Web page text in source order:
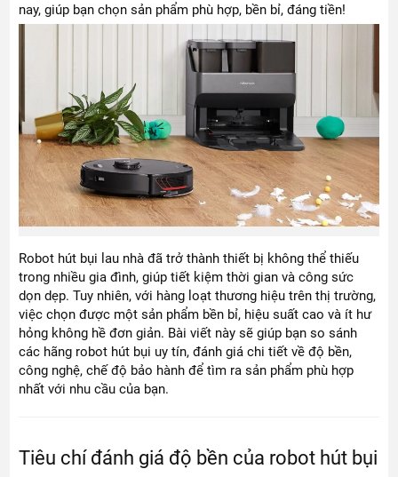
nay, giúp bạn chọn sản phẩm phù hợp, bền bỉ, đáng tiền!
Robot hút bụi lau nhà đã trở thành thiết bị không thể thiếu
trong nhiều gia đình, giúp tiết kiệm thời gian và công sức
dọn dẹp. Tuy nhiên, với hàng loạt thương hiệu trên thị trường,
việc chọn được một sản phẩm bền bỉ, hiệu suất cao và ít hư
hỏng không hề đơn giản. Bài viết này sẽ giúp bạn so sánh
các hãng robot hút bụi uy tín, đánh giá chi tiết về độ bền,
công nghệ, chế độ bảo hành để tìm ra sản phẩm phù hợp
nhất với nhu cầu của bạn.
Tiêu chí đánh giá độ bền của robot hút bụi